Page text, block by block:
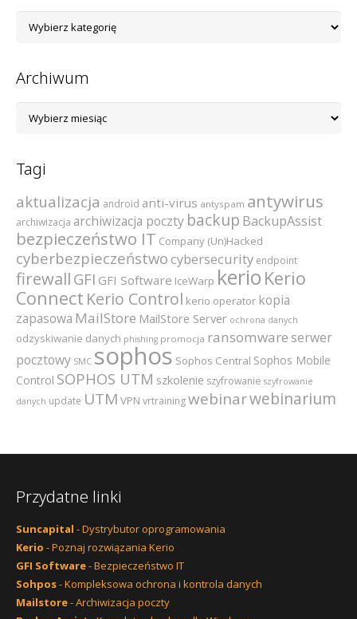
kategorii
Archiwum
Tagi
aktualizacja android anti-virus antyspam antywirus
archiwizacja archiwizacja poczty backup BackupAssist
bezpieczeństwo IT Company (Un)Hacked
cyberbezpieczeństwocybersecurity endpoint
firewall GFI GFI Software IceWarp kerio Kerio
Connect Kerio Control kerio operator kopia
zapasowa MailStore MailStore Server ochrona danych
odzyskiwanie danych phishing promocja ransomware serwer
pocztowy SMC sophos Sophos Central Sophos Mobile
Control SOPHOS UTM szkolenie szyfrowanie szyfrowanie
danych update UTM VPN vrtrainingwebinarwebinarium
Przydatne linki
Suncapital - Dystrybutor oprogramowania
Kerio - Poznaj rozwiązania Kerio
GFI Software- Bezpieczeństwo IT
Sohpos- Kompleksowa ochrona i kontrola danych
Mailstore- Archiwizacja poczty